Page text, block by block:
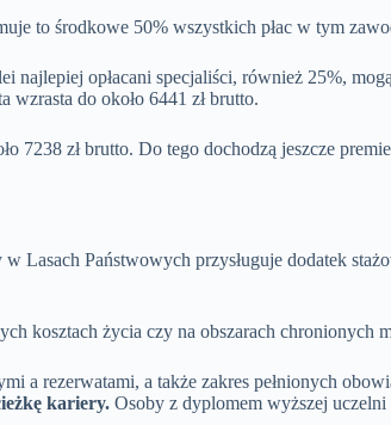
to środkowe 50% wszystkich płac w tym
opłacani specjaliści, również 25%,
do około 6441 zł brutto.
7238 zł brutto. Do tego dochodzą jeszcze
Lasach Państwowych przysługuje dodatek
kosztach życia czy na obszarach chronionych
a rezerwatami, a także zakres pełnionych
kariery. Osoby z dyplomem wyższej